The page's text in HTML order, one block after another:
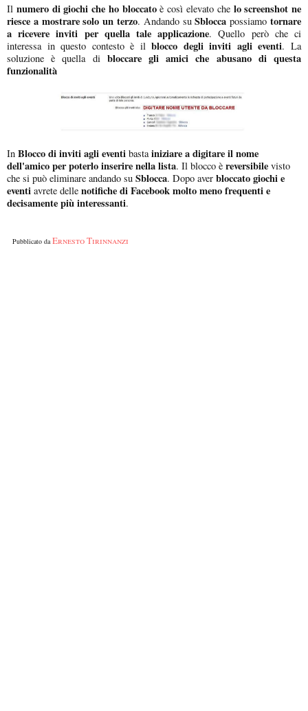
Il numero di giochi che ho bloccatoè così elevato che lo screenshot ne
riesce a mostrare solo un terzo. Andando suSblocca possiamotornare
a ricevere inviti per quella tale applicazione. Quello però che ci
interessa in questo contesto è ilblocco degli inviti agli eventi. La
soluzione è quella di bloccare gli amici che abusano di questa
funzionalità
In Blocco di inviti agli eventi basta iniziare a digitare il nome
dell'amico per poterlo inserire nella lista. Il blocco è reversibile visto
che si può eliminare andando su Sblocca. Dopo aver bloccato giochi e
eventi avrete delle notifiche di Facebook molto meno frequenti e
decisamente più interessanti.
Pubblicato da Ernesto Tirinnanzi